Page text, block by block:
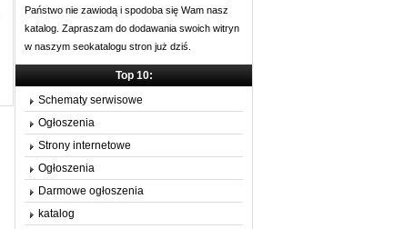
Państwo nie zawiodą i spodoba się Wam nasz
katalog. Zapraszam do dodawania swoich witryn
w naszym seokatalogu stron już dziś.
Top 10:
Schematy serwisowe
Ogłoszenia
Strony internetowe
Ogłoszenia
Darmowe ogłoszenia
katalog